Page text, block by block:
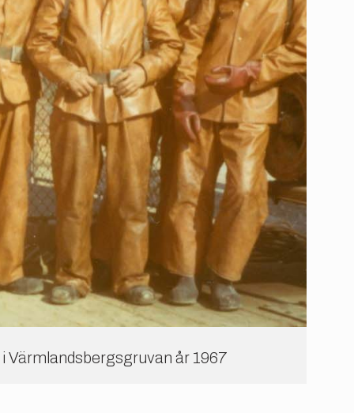
Värmlandsbergsgruvan år 1967